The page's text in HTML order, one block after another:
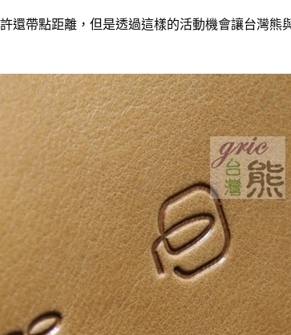
還帶點距離，但是透過這樣的活動機會讓台灣熊